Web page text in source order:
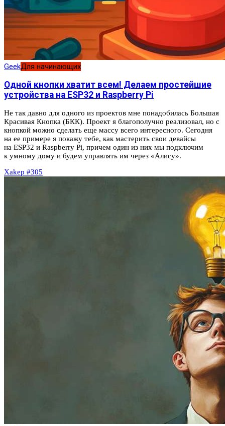
GeekДля начинающих
Одной кнопки хватит всем! Делаем простейшие
устройства на ESP32 и Raspberry Pi
Не так давно для одного из проектов мне понадобилась Большая
Красивая Кнопка (БКК). Проект я благополучно реализовал, но с
кнопкой можно сделать еще массу всего интересного. Сегодня
на ее примере я покажу тебе, как мастерить свои девайсы
на ESP32 и Raspberry Pi, причем один из них мы подключим
к умному дому и будем управлять им через «Алису».
Xakep #305